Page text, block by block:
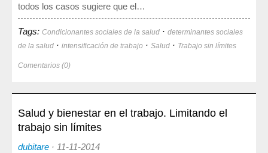
Mediateca
todos los casos sugiere que el…
Tags: Condicionantes sociales de la salud · determinantes sociales
de la salud · intensificación de trabajo · Salud · Trabajo sin límites
Comentarios (0)
Salud y bienestar en el trabajo. Limitando el
trabajo sin límites
dubitare · 11-11-2014